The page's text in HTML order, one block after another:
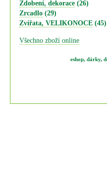
Zdobení, dekorace (26)
Zrcadlo (29)
Zvířata, VELIKONOCE (45)
Všechno zboží online
eshop, dárky,